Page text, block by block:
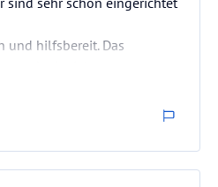
und hilfsbereit. Das
Auswahl.